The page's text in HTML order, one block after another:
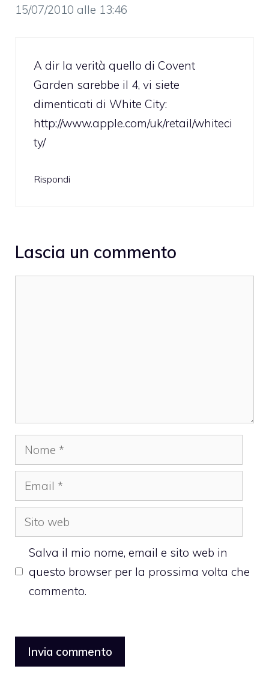
15/07/2010 alle 13:46
A dir la verità quello di Covent
Garden sarebbe il 4, vi siete
dimenticati di White City:
http://www.apple.com/uk/retail/whiteci
ty/
Rispondi
Lascia un commento
Nome
Email
Sito
web
Salva il mio nome, email e sito web in
questo browser per la prossima volta che
commento.